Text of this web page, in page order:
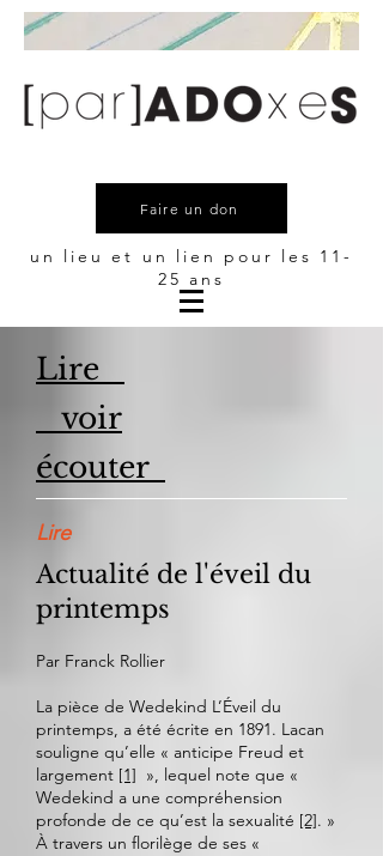
Faire un don
un lieu et un lien pour les 11-
25 ans
Lire
voir
écouter
Lire
Actualité de l'éveil du
printemps
Par Franck Rollier
La pièce de Wedekind L’Éveil du
printemps, a été écrite en 1891. Lacan
souligne qu’elle « anticipe Freud et
largement [1] », lequel note que «
Wedekind a une compréhension
profonde de ce qu’est la sexualité [2]. »
À travers un florilège de ses «